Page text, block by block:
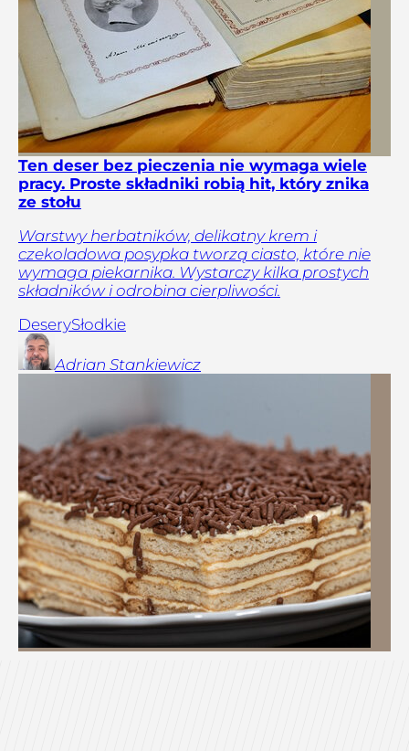
Ten deser bez pieczenia nie wymaga wiele
pracy. Proste składniki robią hit, który znika
ze stołu
Warstwy herbatników, delikatny krem i
czekoladowa posypka tworzą ciasto, które nie
wymaga piekarnika. Wystarczy kilka prostych
składników i odrobina cierpliwości.
DeserySłodkie
Adrian Stankiewicz